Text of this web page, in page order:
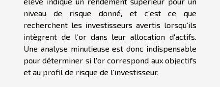
niveau de risque donné, et c'est ce que
recherchent les investisseurs avertis lorsqu'ils
intègrent de l'or dans leur allocation d'actifs.
Une analyse minutieuse est donc indispensable
pour déterminer si l'or correspond aux objectifs
et au profil de risque de l'investisseur.